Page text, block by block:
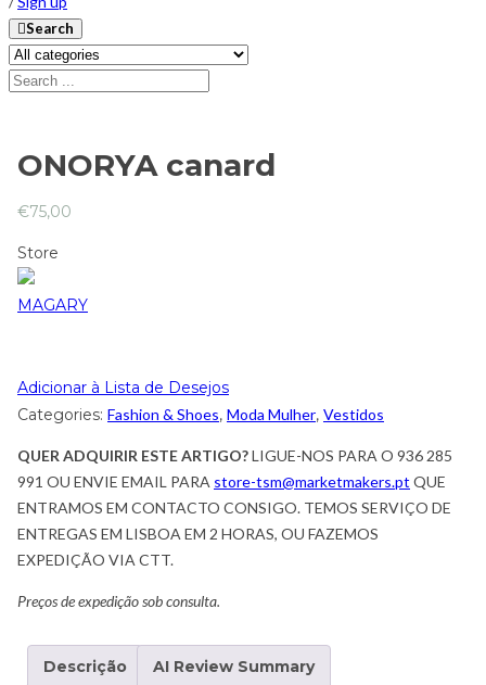
Search
ONORYA canard
€75,00
Store
MAGARY
Adicionar à Lista de Desejos
Categories: Fashion & Shoes, Moda Mulher, Vestidos
QUER ADQUIRIR ESTE ARTIGO?LIGUE-NOS PARA O 936 285
991 OU ENVIE EMAIL PARA store-tsm@marketmakers.pt QUE
ENTRAMOS EM CONTACTO CONSIGO. TEMOS SERVIÇO DE
ENTREGAS EM LISBOA EM 2 HORAS, OU FAZEMOS
EXPEDIÇÃO VIA CTT.
Preços de expedição sob consulta.
Descrição AI Review Summary